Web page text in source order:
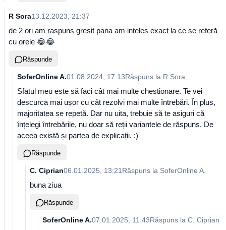
R Sora13.12.2023, 21:37
de 2 ori am raspuns gresit pana am inteles exact la ce se referă
cu orele 😂😂
Răspunde
SoferOnline A.01.08.2024, 17:13Răspuns la R Sora
Sfatul meu este să faci cât mai multe chestionare. Te vei
descurca mai ușor cu cât rezolvi mai multe întrebări. În plus,
majoritatea se repetă. Dar nu uita, trebuie să te asiguri că
înțelegi întrebările, nu doar să reții variantele de răspuns. De
aceea există și partea de explicații. :)
Răspunde
C. Ciprian06.01.2025, 13:21 Răspuns la SoferOnline A.
buna ziua
Răspunde
SoferOnline A.07.01.2025, 11:43Răspuns la C. Ciprian